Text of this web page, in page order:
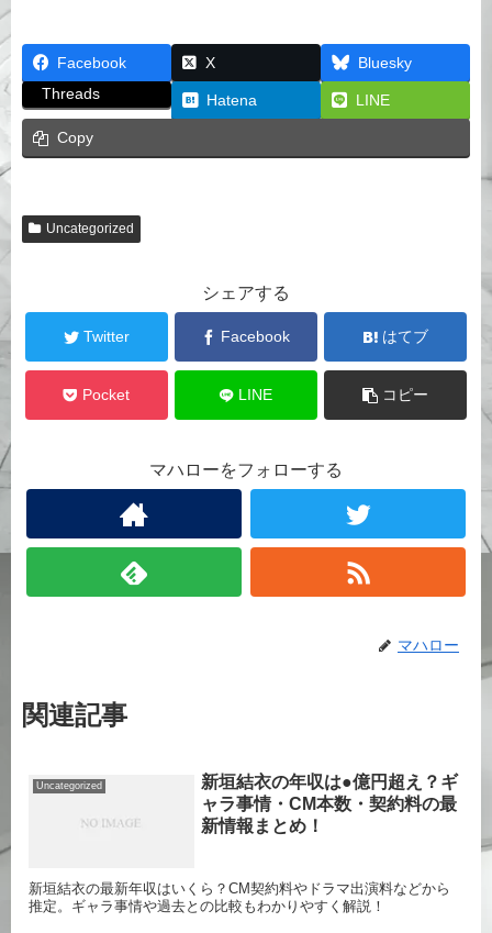
Facebook X
Bluesky
Threads
Hatena LINE
Copy
Uncategorized
シェアする
Twitter Facebook はてブ
Pocket LINE コピー
マハローをフォローする
マハロー
関連記事
Uncategorized
新垣結衣の年収は●億円超え？ギ
ャラ事情・CM本数・契約料の最
新情報まとめ！
新垣結衣の最新年収はいくら？CM契約料やドラマ出演料などから
推定。ギャラ事情や過去との比較もわかりやすく解説！